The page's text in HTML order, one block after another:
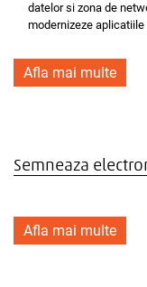
datelor si zona de
modernizeze
Afla mai multe
Semneaza
Afla mai multe